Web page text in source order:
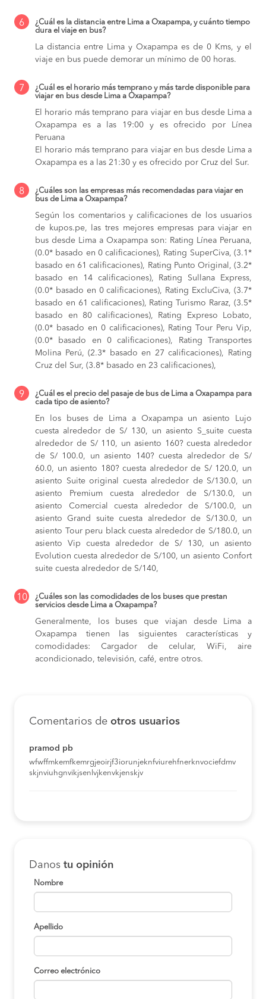
6
¿Cuál es la distancia entre Lima a Oxapampa, y cuánto tiempo
dura el viaje en bus?
La distancia entre Lima y Oxapampa es de 0 Kms, y el
viaje en bus puede demorar un mínimo de 00 horas.
7
¿Cuál es el horario más temprano y más tarde disponible para
viajar en bus desde Lima a Oxapampa?
El horario más temprano para viajar en bus desde Lima a
Oxapampa es a las 19:00 y es ofrecido por Línea
Peruana
El horario más temprano para viajar en bus desde Lima a
Oxapampa es a las 21:30 y es ofrecido por Cruz del Sur.
8
¿Cuáles son las empresas más recomendadas para viajar en
bus de Lima a Oxapampa?
Según los comentarios y calificaciones de los usuarios
de kupos.pe, las tres mejores empresas para viajar en
bus desde Lima a Oxapampa son: Rating Línea Peruana,
(0.0* basado en 0 calificaciones), Rating SuperCiva, (3.1*
basado en 61 calificaciones), Rating Punto Original, (3.2*
basado en 14 calificaciones), Rating Sullana Express,
(0.0* basado en 0 calificaciones), Rating ExcluCiva, (3.7*
basado en 61 calificaciones), Rating Turismo Raraz, (3.5*
basado en 80 calificaciones), Rating Expreso Lobato,
(0.0* basado en 0 calificaciones), Rating Tour Peru Vip,
(0.0* basado en 0 calificaciones), Rating Transportes
Molina Perú, (2.3* basado en 27 calificaciones), Rating
Cruz del Sur, (3.8* basado en 23 calificaciones),
9
¿Cuál es el precio del pasaje de bus de Lima a Oxapampa para
cada tipo de asiento?
En los buses de Lima a Oxapampa un asiento Lujo
cuesta alrededor de S/ 130, un asiento S_suite cuesta
alrededor de S/ 110, un asiento 160? cuesta alrededor
de S/ 100.0, un asiento 140? cuesta alrededor de S/
60.0, un asiento 180? cuesta alrededor de S/ 120.0, un
asiento Suite original cuesta alrededor de S/130.0, un
asiento Premium cuesta alrededor de S/130.0, un
asiento Comercial cuesta alrededor de S/100.0, un
asiento Grand suite cuesta alrededor de S/130.0, un
asiento Tour peru black cuesta alrededor de S/180.0, un
asiento Vip cuesta alrededor de S/ 130, un asiento
Evolution cuesta alrededor de S/100, un asiento Confort
suite cuesta alrededor de S/140,
10
¿Cuáles son las comodidades de los buses que prestan
servicios desde Lima a Oxapampa?
Generalmente, los buses que viajan desde Lima a
Oxapampa tienen las siguientes características y
comodidades: Cargador de celular, WiFi, aire
acondicionado, televisión, café, entre otros.
Comentarios de otros usuarios
pramod pb
wfwffmkemfkemrgjeoirjf3iorunjeknfviurehfnerknvociefdmv
skjnviuhgnvikjsenlvjkenvkjenskjv
Danos tu opinión
Nombre
Apellido
Correo electrónico